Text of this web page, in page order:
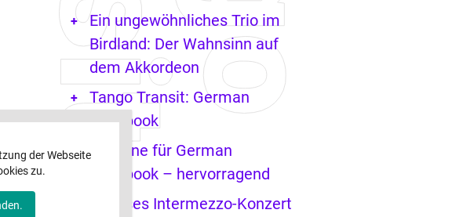
der Webseite
zu.
Ein ungewöhnliches Trio im
Birdland: Der Wahnsinn auf
dem Akkordeon
Tango Transit: German
Songbook
5 Sterne für German
Songbook – hervorragend
Furioses Intermezzo-Konzert